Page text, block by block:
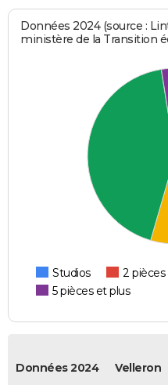
Données 2024 (source :
ministère de la Transition
Studios 2 pièces
5 pièces et plus
Données 2024 Velleron